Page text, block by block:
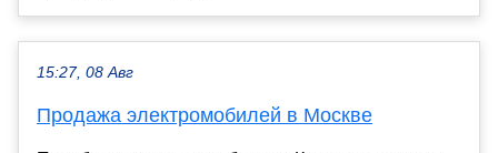
15:27, 08 Авг
Продажа электромобилей в Москве